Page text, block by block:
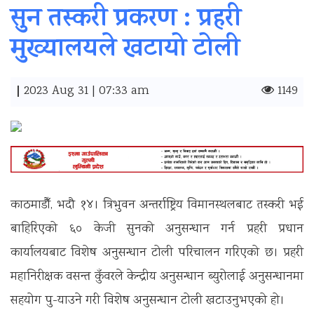
सुन तस्करी प्रकरण : प्रहरी
मुख्यालयले खटायो टोली
| 2023 Aug 31 | 07:33 am 1149
काठमाडौँ, भदौ १४। त्रिभुवन अन्तर्राष्ट्रिय विमानस्थलबाट तस्करी भई
बाहिरिएको ६० केजी सुनको अनुसन्धान गर्न प्रहरी प्रधान
कार्यालयबाट विशेष अनुसन्धान टोली परिचालन गरिएको छ। प्रहरी
महानिरीक्षक वसन्त कुँवरले केन्द्रीय अनुसन्धान ब्युरोलाई अनुसन्धानमा
सहयोग पु-याउने गरी विशेष अनुसन्धान टोली खटाउनुभएको हो।